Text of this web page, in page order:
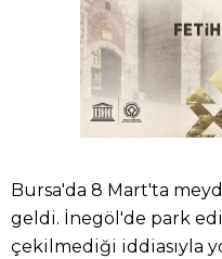
Bursa'da 8 Mart'ta
geldi. İnegöl'de park
çekilmediği iddiasıyla